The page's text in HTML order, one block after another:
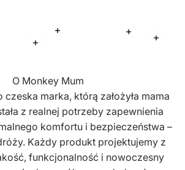
Więcej
informacji Więcej informacji
O Monkey Mum
czeska marka, którą założyła mama
z realnej potrzeby zapewnienia
komfortu i bezpieczeństwa –
Każdy produkt projektujemy z
funkcjonalność i nowoczesny